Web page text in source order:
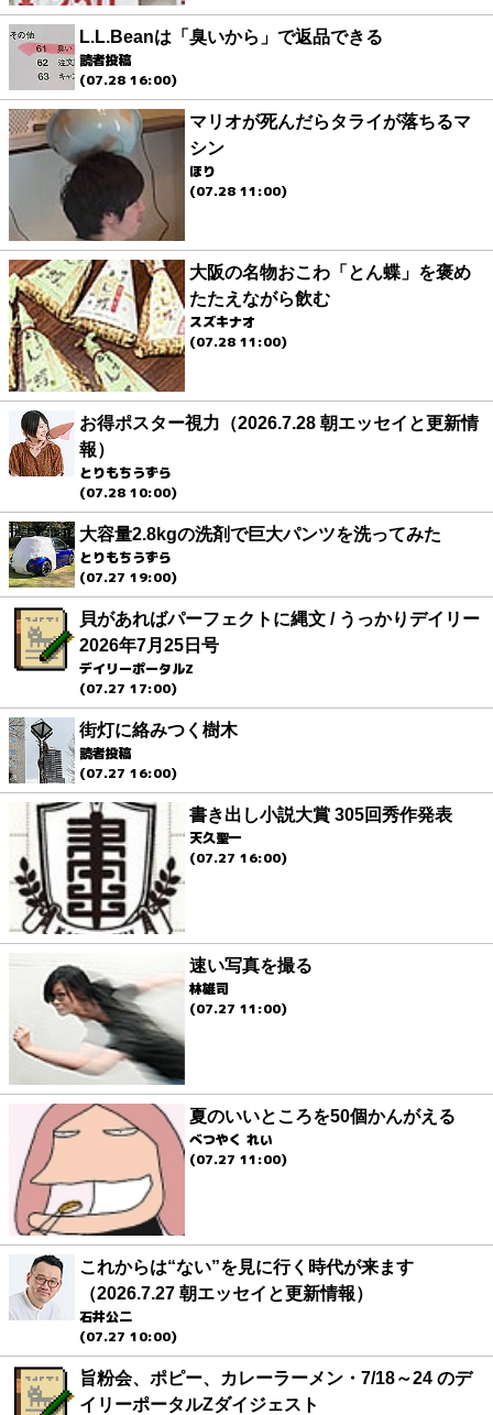
L.L.Beanは「臭いから」で返品できる
読者投稿
(07.28 16:00)
マリオが死んだらタライが落ちるマ
シン
ほり
(07.28 11:00)
大阪の名物おこわ「とん蝶」を褒め
たたえながら飲む
スズキナオ
(07.28 11:00)
お得ポスター視力（2026.7.28 朝エッセイと更新情
報）
とりもちうずら
(07.28 10:00)
大容量2.8kgの洗剤で巨大パンツを洗ってみた
とりもちうずら
(07.27 19:00)
貝があればパーフェクトに縄文 / うっかりデイリー
2026年7月25日号
デイリーポータルZ
(07.27 17:00)
街灯に絡みつく樹木
読者投稿
(07.27 16:00)
書き出し小説大賞 305回秀作発表
天久聖一
(07.27 16:00)
速い写真を撮る
林雄司
(07.27 11:00)
夏のいいところを50個かんがえる
べつやく れい
(07.27 11:00)
これからは“ない”を見に行く時代が来ます
（2026.7.27 朝エッセイと更新情報）
石井公二
(07.27 10:00)
旨粉会、ポピー、カレーラーメン・7/18～24 のデ
イリーポータルZダイジェスト